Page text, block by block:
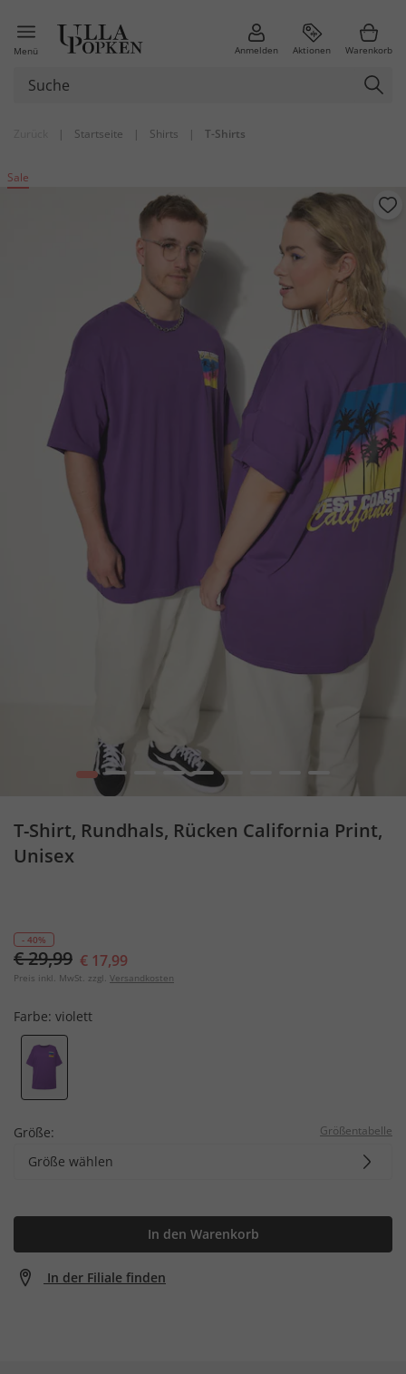
Menü Anmelden Aktionen Warenkorb
| Startseite | Shirts | T-Shirts
Sale
1 2 5 6 9
T-Shirt, Rundhals, Rücken California Print,
Unisex
- 40%
€ 29,99 € 17,99
Preis inkl. MwSt. zzgl. Versandkosten
Farbe: violett
Größe: Größentabelle
Größe wählen
In den Warenkorb
In der Filiale finden